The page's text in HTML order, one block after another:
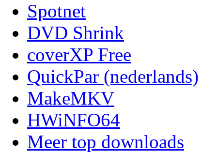
Spotnet
DVD Shrink
coverXP Free
QuickPar (nederlands)
MakeMKV
HWiNFO64
Meer top downloads